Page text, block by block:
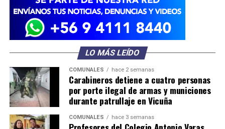
LO MÁS LEÍDO
COMUNALES hace 2 semanas
Carabineros detiene a cuatro personas
por porte ilegal de armas y municiones
durante patrullaje en Vicuña
COMUNALES hace 3 semanas